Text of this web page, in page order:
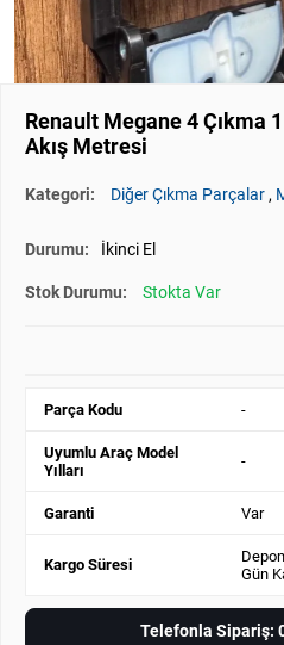
Renault Megane 4 Çıkma
Akış Metresi
Kategori: Diğer Çıkma Parçalar ,
Durumu: İkinci El
Stok Durumu: Stokta Var
Parça Kodu -
Uyumlu Araç Model
Yılları
-
Garanti Var
Kargo Süresi
Gün
Telefonla Sipariş: